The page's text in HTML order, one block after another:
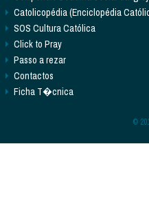
Catolicopédia (Enciclopédia
SOS Cultura Católica
Click to Pray
Passo a rezar
Contactos
Ficha T�cnica
©